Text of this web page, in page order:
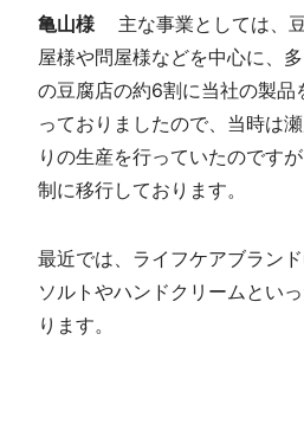
亀山様
主な事業としては、
屋様や問屋様などを中心に、
の豆腐店の約6割に当社の製
っておりましたので、当時は
りの生産を行っていたのです
制に移行しております。
最近では、ライフケアブラン
ソルトやハンドクリームとい
ります。